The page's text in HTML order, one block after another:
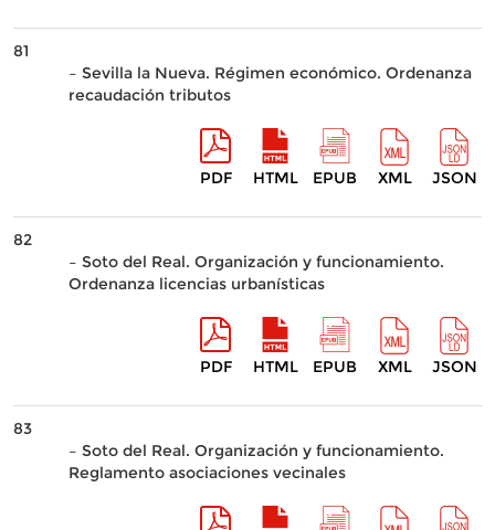
81
– Sevilla la Nueva. Régimen económico. Ordenanza
recaudación tributos
PDF HTML EPUB XML JSON
82
– Soto del Real. Organización y funcionamiento.
Ordenanza licencias urbanísticas
PDF HTML EPUB XML JSON
83
– Soto del Real. Organización y funcionamiento.
Reglamento asociaciones vecinales